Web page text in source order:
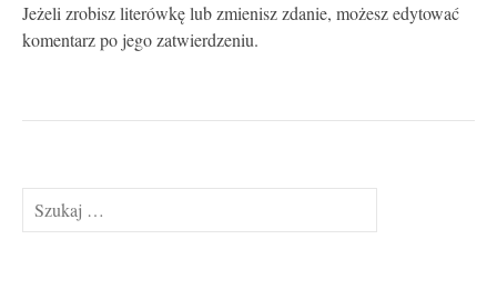
Jeżeli zrobisz literówkę lub zmienisz zdanie, możesz edytować
komentarz po jego zatwierdzeniu.
Szukaj: